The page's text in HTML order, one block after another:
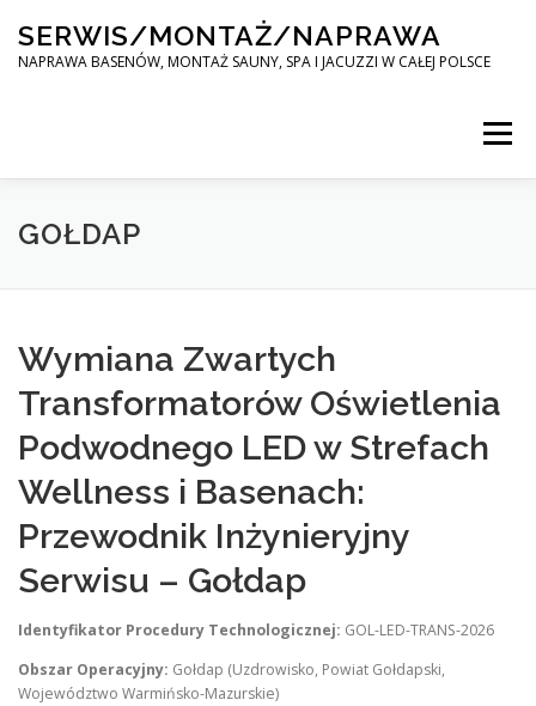
content
SERWIS/MONTAŻ/NAPRAWA
NAPRAWA BASENÓW, MONTAŻ SAUNY, SPA I JACUZZI W CAŁEJ POLSCE
Menu
SPA SERWIS
KONTAKT
GOŁDAP
Wymiana Zwartych
Transformatorów Oświetlenia
Podwodnego LED w Strefach
Wellness i Basenach:
Przewodnik Inżynieryjny
Serwisu – Gołdap
Identyfikator Procedury Technologicznej: GOL-LED-TRANS-2026
Obszar Operacyjny: Gołdap (Uzdrowisko, Powiat Gołdapski,
Województwo Warmińsko-Mazurskie)